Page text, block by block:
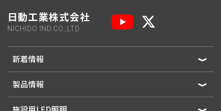
日動工業株式会社
NICHIDO IND.CO.,LTD.
新着情報
製品情報